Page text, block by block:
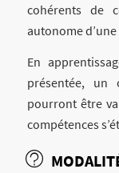
cohérents de
autonome
En
présentée, un
pourront être
compétences